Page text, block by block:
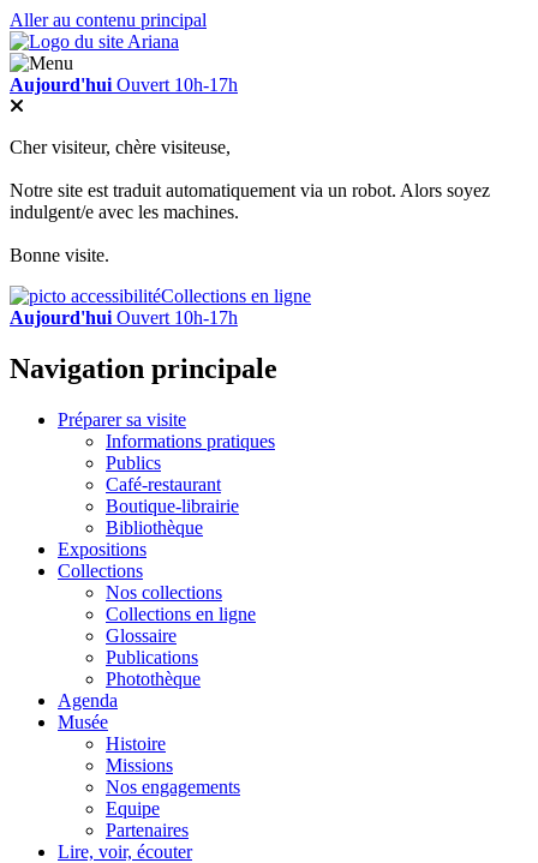
Aller au contenu principal
Aujourd'hui Ouvert 10h-17h
Cher visiteur, chère visiteuse,
Notre site est traduit automatiquement via un robot. Alors soyez
indulgent/e avec les machines.
Bonne visite.
Collections en ligne
Aujourd'hui Ouvert 10h-17h
Navigation principale
Préparer sa visite
Informations pratiques
Publics
Café-restaurant
Boutique-librairie
Bibliothèque
Expositions
Collections
Nos collections
Collections en ligne
Glossaire
Publications
Photothèque
Agenda
Musée
Histoire
Missions
Nos engagements
Equipe
Partenaires
Lire, voir, écouter